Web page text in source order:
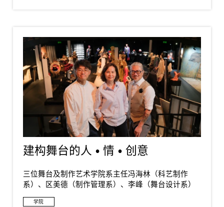
建构舞台的人 • 情 • 创意
三位舞台及制作艺术学院系主任冯海林（科艺制作
系）、区美德（制作管理系）、李峰（舞台设计系）
学院